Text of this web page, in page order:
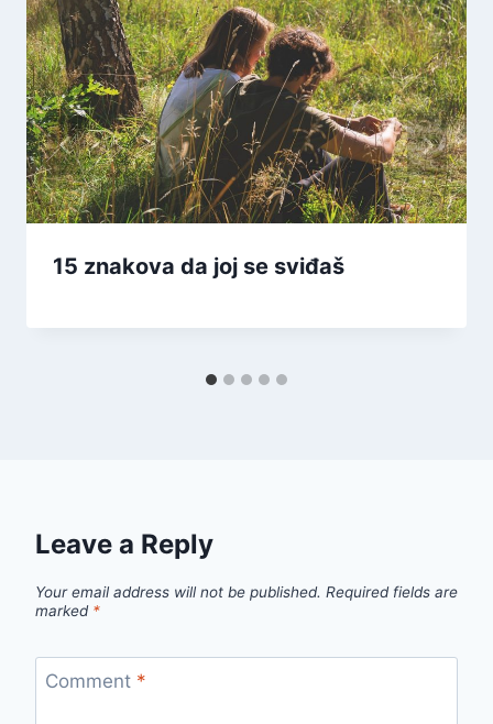
15 znakova da joj se sviđaš
Leave a Reply
Your email address will not be published. Required fields are
marked *
Comment *